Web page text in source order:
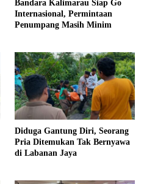
Bandara Kalimarau Siap Go
Internasional, Permintaan
Penumpang Masih Minim
Diduga Gantung Diri, Seorang
Pria Ditemukan Tak Bernyawa
di Labanan Jaya